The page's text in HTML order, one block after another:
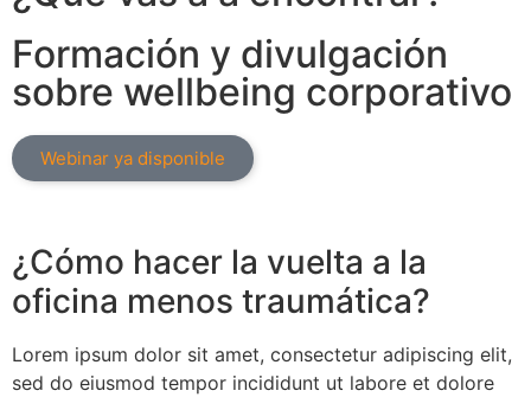
Formación y divulgación
sobre wellbeing corporativo
Webinar ya disponible
¿Cómo hacer la vuelta a la
oficina menos traumática?
Lorem ipsum dolor sit amet, consectetur adipiscing elit,
sed do eiusmod tempor incididunt ut labore et dolore